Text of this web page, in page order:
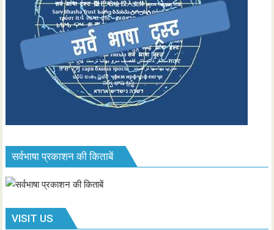
सर्वभाषा प्रकाशन की किताबें
VISIT US